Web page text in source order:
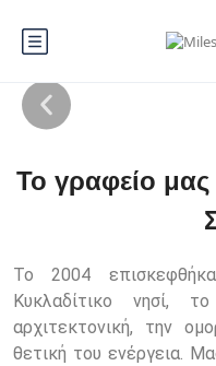
Το γραφείο μας
Το 2004
Κυκλαδίτικο νησί,
αρχιτεκτονική, την
θετική του ενέργεια.